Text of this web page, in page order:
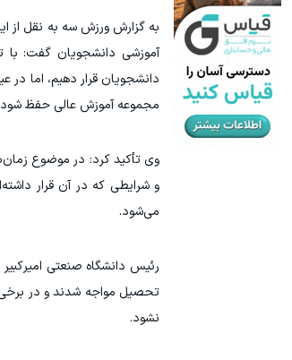
به گزارش ورزش سه به نقل از
آموزشی دانشجویان گفت:
دانشجویان قرار دهیم، اما
مجموعه آموزش عالی حفظ
وی تأکید کرد: در موضوع
و شرایطی که در آن قرار
می‌شود.
رئیس دانشگاه صنعتی
تحصیل مواجه شدند و در برخی
نشود.
سرمایه گذاری ارزی روی سهام تویوتا -
ثبت نام کنید